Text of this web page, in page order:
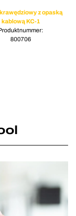
z opaską
kablową KC-1
800706